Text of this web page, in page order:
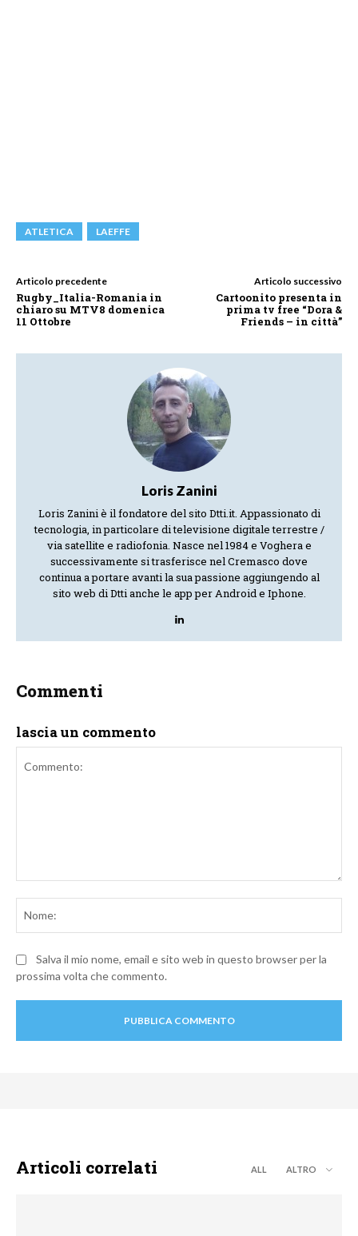
ATLETICA LAEFFE
Articolo precedente
Rugby_Italia-Romania in
chiaro su MTV8 domenica
11 Ottobre
Articolo successivo
Cartoonito presenta in
prima tv free “Dora &
Friends – in città”
Loris Zanini
Loris Zanini è il fondatore del sito Dtti.it. Appassionato di
tecnologia, in particolare di televisione digitale terrestre /
via satellite e radiofonia. Nasce nel 1984 e Voghera e
successivamente si trasferisce nel Cremasco dove
continua a portare avanti la sua passione aggiungendo al
sito web di Dtti anche le app per Android e Iphone.
Commenti
lascia un commento
Salva il mio nome, email e sito web in questo browser per la
prossima volta che commento.
Articoli correlati ALL ALTRO